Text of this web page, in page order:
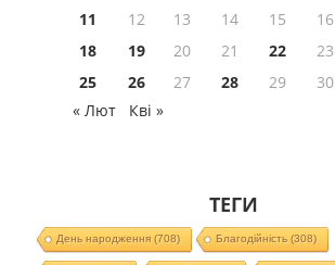
11
12 13 14 15 16
18
19 20 21 22 23
25
26 27 28 29 30
« Лют
Кві »
ТЕГИ
День народження(708) Благодійність(308)